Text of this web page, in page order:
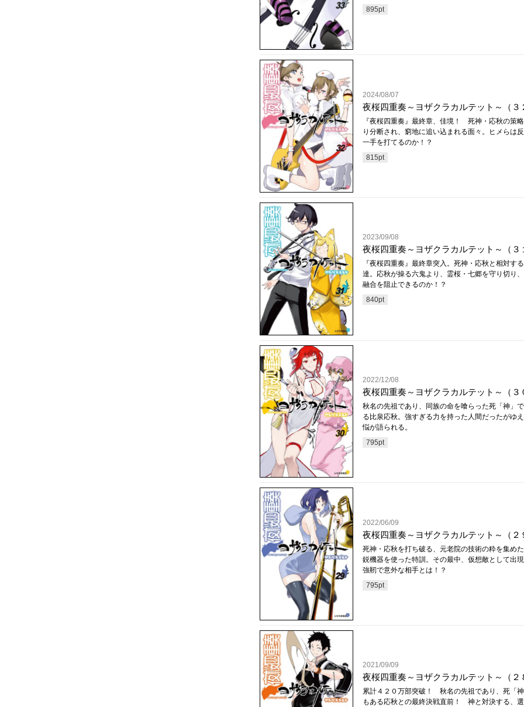
895pt
2024/08/07
夜桜四重奏～ヨザクラカルテット～（３
『夜桜四重奏』最終章、佳境！ 死神・応秋の策
り分断され、窮地に追い込まれる面々。ヒメらは
一手を打てるのか！？
815pt
2023/09/08
夜桜四重奏～ヨザクラカルテット～（３
『夜桜四重奏』最終章突入。死神・応秋と相対す
達。応秋が操る六鬼より、霊桜・七郷を守り切り
融合を阻止できるのか！？
840pt
2022/12/08
夜桜四重奏～ヨザクラカルテット～（３
秋名の先祖であり、同族の命を喰らった死「神」
る比泉応秋。強すぎる力を持った人間だったがゆ
悩が語られる。
795pt
2022/06/09
夜桜四重奏～ヨザクラカルテット～（２
死神・応秋を打ち破る、元老院の技術の粋を集め
鋭機器を使った特訓。その最中、仮想敵として出
強靭で意外な相手とは！？
795pt
2021/09/09
夜桜四重奏～ヨザクラカルテット～（２
累計４２０万部突破！ 秋名の先祖であり、死「
もある応秋との最終決戦直前！ 神と対決する、